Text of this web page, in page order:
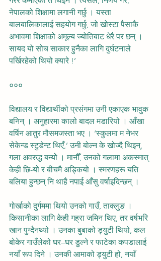
नेपालको शिक्षामा लगानी गर्छु । यस्ता
बालबालिकालाई सहयोग गर्छु, जो खोस्टा पैसाकै
अभावमा शिक्षाको अमूल्य ज्योतिबाट धेरै पर छन् ।
सायद यो सोच साकार हुनैका लागि दुर्घटनाले
पर्खिरहेको थियो क्यारे !’
०००
विद्यालय र विद्यार्थीको प्रसंगमा उनी एकाएक भावुक
बनिन् । अनुहारमा कालो बादल मडारियो । आँखा
वर्षिन आतुर मौसमजस्ता भए । ‘स्कुलमा म नेभर
सेकेन्ड स्टुडेन्ट थिएँ,’ उनी बोल्न के खोज्दै थिइन्,
गला अवरुद्ध बन्योे । मानौँ, उनको गलामा अकस्मात्
केही छि-यो र बीचमै अड्कियो । स्मरणहरू यति
बलिया हुन्छन् नि थाहै नपाई आँसु वर्षाइदिन्छन् ।
गोर्खाको दुर्गममा थियो उनको गाउँ, ताक्लुङ ।
किसानीका लागि केही गह्रा जमिन थिए, तर वर्षभरि
खान पुग्दैनथ्यो । उनका बुबाको ड्युटी थियो, कल
बोकेर गाउँलेको घर–घर डुल्ने र फाटेका कपडालाई
नयाँ रूप दिने । उनकी आमाको ड्युटी हो, नयाँ